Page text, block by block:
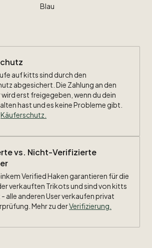
Blau
auf kitts sind durch den
abgesichert. Die Zahlung an den
erst freigegeben, wenn du dein
hast und es keine Probleme gibt.
Käuferschutz
vs. Nicht-Verifizierte
Verified Haken garantieren für die
verkauften Trikots und sind von kitts
alle anderen User verkaufen privat
Mehr zu derVerifizierung.